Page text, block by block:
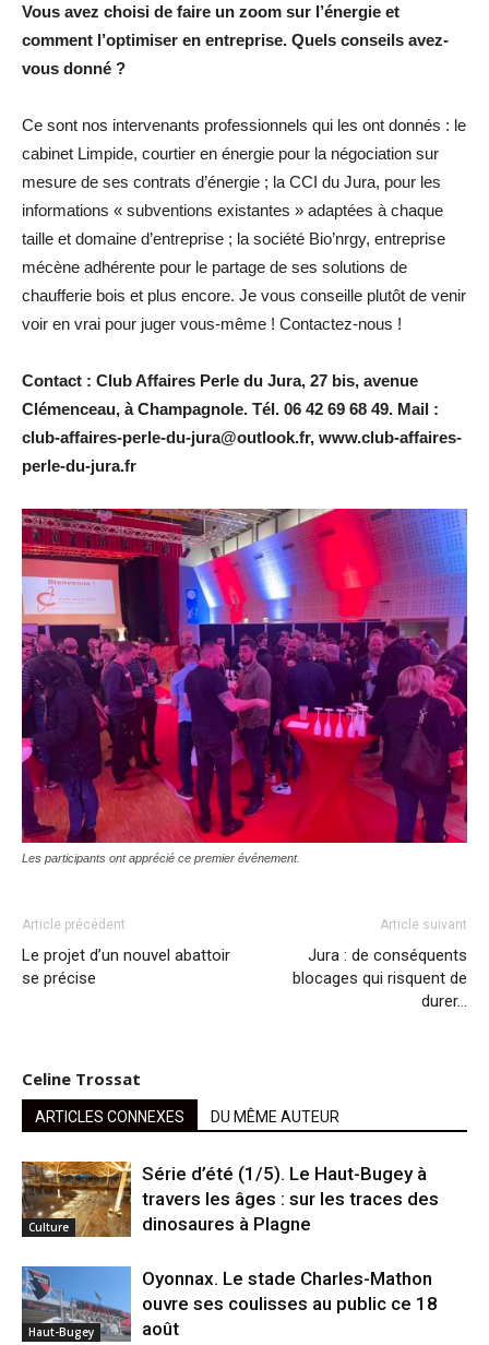
Vous avez choisi de faire un zoom sur l’énergie et
comment l’optimiser en entreprise. Quels conseils avez-
vous donné ?
Ce sont nos intervenants professionnels qui les ont donnés : le
cabinet Limpide, courtier en énergie pour la négociation sur
mesure de ses contrats d’énergie ; la CCI du Jura, pour les
informations « subventions existantes » adaptées à chaque
taille et domaine d’entreprise ; la société Bio’nrgy, entreprise
mécène adhérente pour le partage de ses solutions de
chaufferie bois et plus encore. Je vous conseille plutôt de venir
voir en vrai pour juger vous-même ! Contactez-nous !
Contact : Club Affaires Perle du Jura, 27 bis, avenue
Clémenceau, à Champagnole. Tél. 06 42 69 68 49. Mail :
club-affaires-perle-du-jura@outlook.fr, www.club-affaires-
perle-du-jura.fr
Les participants ont apprécié ce premier événement.
Article précédent
Le projet d’un nouvel abattoir
se précise
Article suivant
Jura : de conséquents
blocages qui risquent de
durer…
Celine Trossat
ARTICLES CONNEXES DU MÊME AUTEUR
Culture
Série d’été (1/5). Le Haut-Bugey à
travers les âges : sur les traces des
dinosaures à Plagne
Haut-Bugey
Oyonnax. Le stade Charles-Mathon
ouvre ses coulisses au public ce 18
août